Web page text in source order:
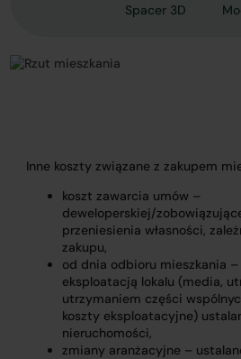
Spacer 3D
Inne koszty związane z zakupem
koszt zawarcia umów –
deweloperskiej/
przeniesienia własności,
zakupu,
od dnia odbioru mieszkania
eksploatacją lokalu (media,
utrzymaniem części
koszty eksploatacyjne)
nieruchomości,
zmiany aranżacyjne –